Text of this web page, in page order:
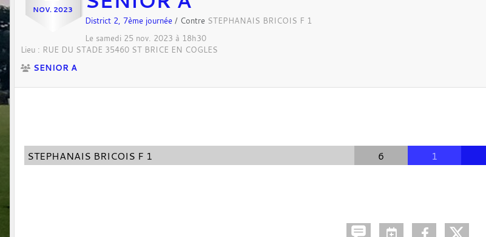
NOV. 2023
District 2, 7ème journée / Contre STEPHANAIS BRICOIS F 1
Le samedi 25 nov. 2023 à 18h30
Lieu : RUE DU STADE 35460 ST BRICE EN COGLES
SENIOR A
STEPHANAIS BRICOIS F 1 6 1